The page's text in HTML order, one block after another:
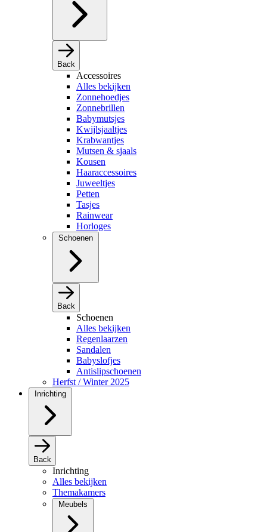
Back
Accessoires
Alles bekijken
Zonnehoedjes
Zonnebrillen
Babymutsjes
Kwijlsjaaltjes
Krabwantjes
Mutsen & sjaals
Kousen
Haaraccessoires
Juweeltjes
Petten
Tasjes
Rainwear
Horloges
Schoenen
Back
Schoenen
Alles bekijken
Regenlaarzen
Sandalen
Babyslofjes
Antislipschoenen
Herfst / Winter 2025
Inrichting
Back
Inrichting
Alles bekijken
Themakamers
Meubels